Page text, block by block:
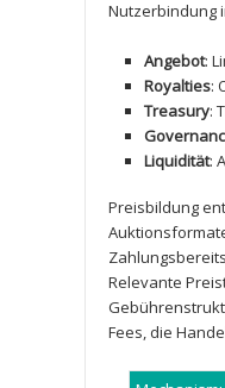
Nutzerbindung
Angebot:⁤
Royalties:
Treasury:
Liquidität:
Preisbildung
Relevante
Fees, die